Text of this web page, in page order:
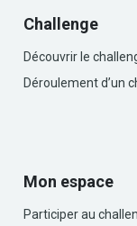
Challenge
Découvrir le
Déroulement d’un
Mon espace
Participer au